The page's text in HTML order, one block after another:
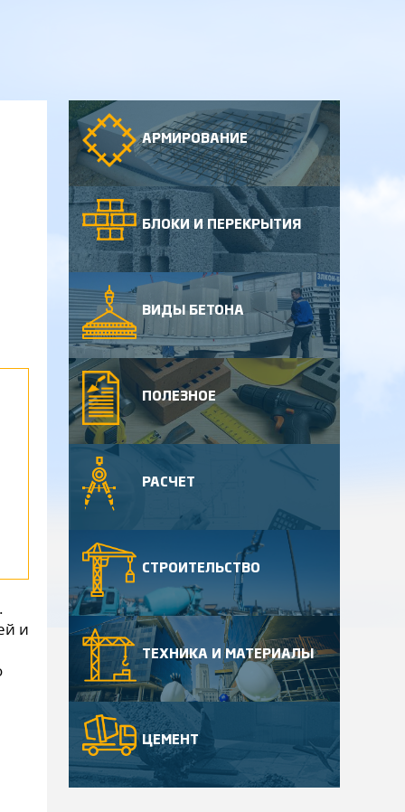
и
АРМИРОВАНИЕ
БЛОКИ И ПЕРЕКРЫТИЯ
ВИДЫ БЕТОНА
ПОЛЕЗНОЕ
РАСЧЕТ
СТРОИТЕЛЬСТВО
ТЕХНИКА И МАТЕРИАЛЫ
ЦЕМЕНТ